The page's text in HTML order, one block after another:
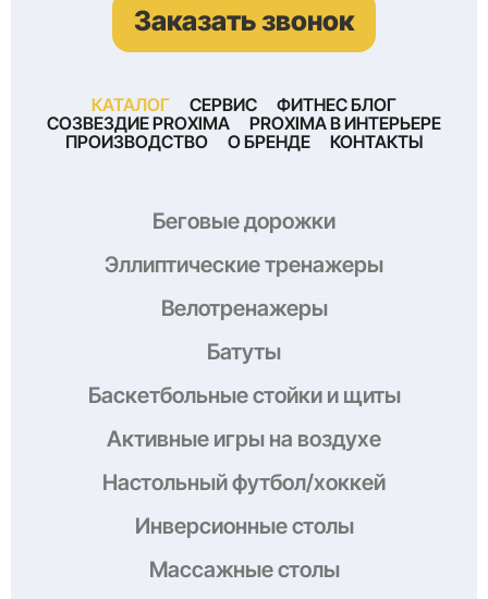
Заказать звонок
КАТАЛОГ СЕРВИС
ФИТНЕС БЛОГ
СОЗВЕЗДИЕ PROXIMA
PROXIMA В ИНТЕРЬЕРЕ
ПРОИЗВОДСТВО
О БРЕНДЕ КОНТАКТЫ
Беговые дорожки
Эллиптические тренажеры
Велотренажеры
Батуты
Баскетбольные стойки и щиты
Активные игры на воздухе
Настольный футбол/хоккей
Инверсионные столы
Массажные столы